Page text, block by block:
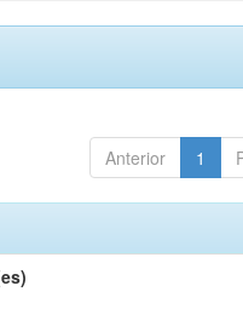
Anterior 1